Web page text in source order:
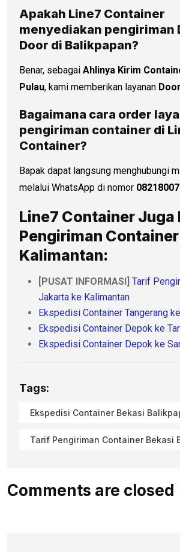
Apakah Line7 Container
menyediakan pengiriman
Door di Balikpapan?
Benar, sebagai Ahlinya Kirim
Pulau, kami memberikan layanan
Bagaimana cara order
pengiriman container di
Container?
Bapak dapat langsung menghubungi
melalui WhatsApp di nomor
Line7 Container Juga
Pengiriman
Kalimantan:
[PUSAT INFORMASI]
Tarif
Jakarta ke Kalimantan
Ekspedisi Container Tangerang
Ekspedisi Container Depok ke
Ekspedisi Container Depok ke
Tags:
Ekspedisi Container Bekasi
Tarif Pengiriman Container Bekasi
Comments are closed